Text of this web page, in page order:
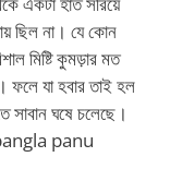
ছিল না। যে কোন
মিষ্টি কুমড়ার মত
ফলে যা হবার তাই হল
সাবান ঘষে চলেছে।
panu